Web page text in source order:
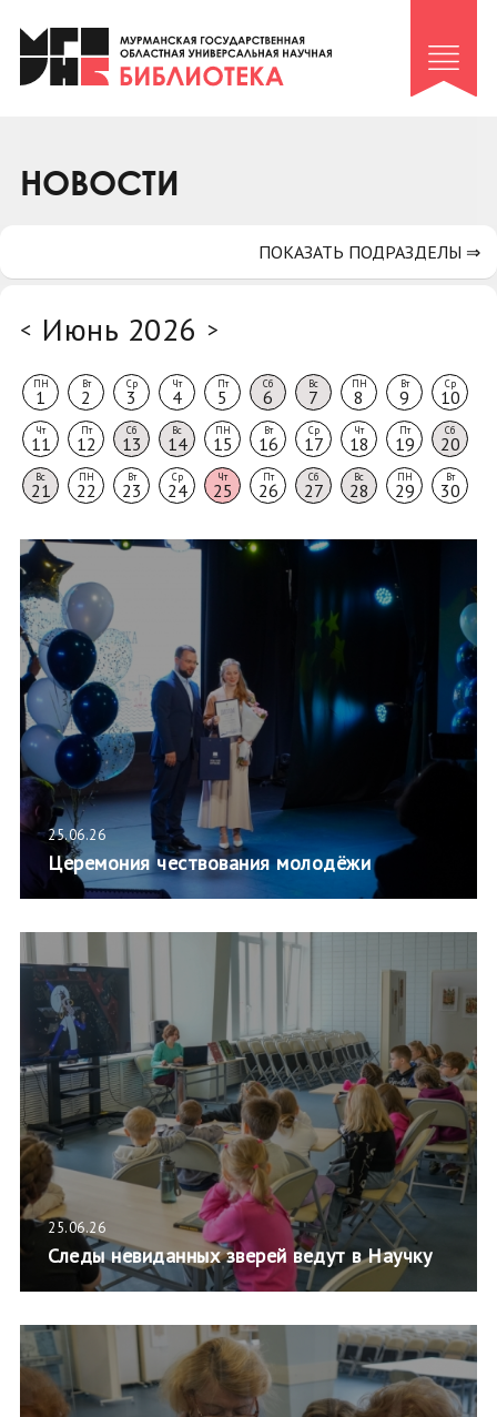
Клуб «Гиря и сельдерей»
Клуб «Семейный архив»
Коллегам
НОВОСТИ
< Июнь 2026 >
ПН
1
Вт
2
Ср
3
Чт
4
Пт
5
Сб
6
Вс
7
ПН
8
Вт
9
Ср
10
Чт
11
Пт
12
Сб
13
Вс
14
ПН
15
Вт
16
Ср
17
Чт
18
Пт
19
Сб
20
Вс
21
ПН
22
Вт
23
Ср
24
Чт
25
Пт
26
Сб
27
Вс
28
ПН
29
Вт
30
25.06.26
Церемония чествования молодёжи
25.06.26
Следы невиданных зверей ведут в Научку
ПОКАЗАТЬ ПОДРАЗДЕЛЫ ⇒